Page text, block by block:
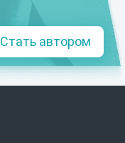
Стать автором